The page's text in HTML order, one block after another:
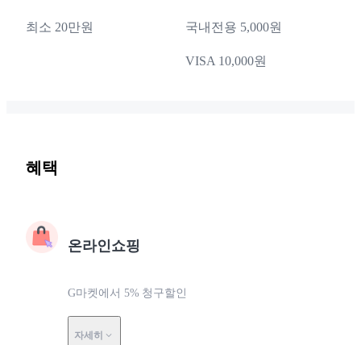
최소 20만원 국내전용 5,000원
VISA 10,000원
혜택
온라인쇼핑
G마켓에서 5% 청구할인
자세히